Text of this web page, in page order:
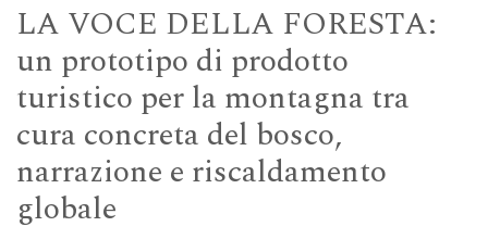
LA VOCE DELLA FORESTA:
un prototipo di prodotto
turistico per la montagna tra
cura concreta del bosco,
narrazione e riscaldamento
globale